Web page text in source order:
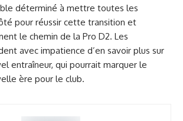
déterminé à mettre toutes les
pour réussir cette transition et
le chemin de la Pro D2. Les
avec impatience d’en savoir plus sur
entraîneur, qui pourrait marquer le
ère pour le club.